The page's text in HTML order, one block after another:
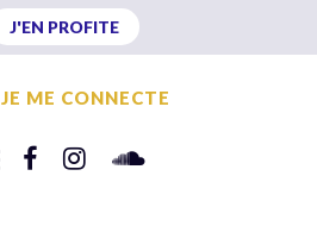
J'EN PROFITE
JE ME CONNECTE